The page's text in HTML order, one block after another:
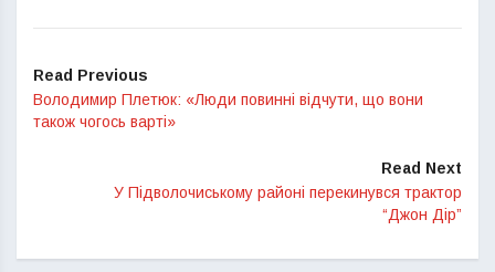
Read Previous
Володимир Плетюк: «Люди повинні відчути, що вони
також чогось варті»
Read Next
У Підволочиському районі перекинувся трактор
“Джон Дір”